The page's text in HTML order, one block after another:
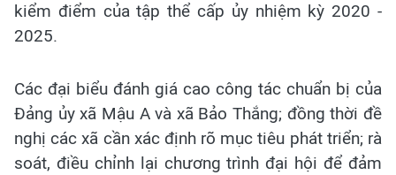
kiểm điểm của tập thể cấp ủy nhiệm kỳ 2020 -
2025.
Các đại biểu đánh giá cao công tác chuẩn bị của
Đảng ủy xã Mậu A và xã Bảo Thắng; đồng thời đề
nghị các xã cần xác định rõ mục tiêu phát triển; rà
soát, điều chỉnh lại chương trình đại hội để đảm